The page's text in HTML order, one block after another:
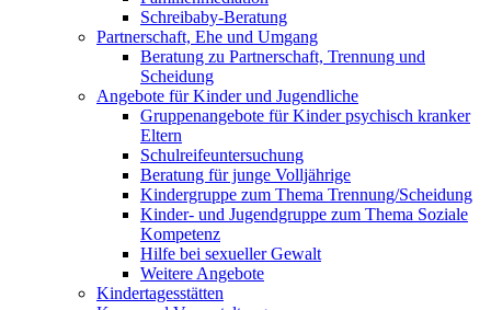
Schreibaby-Beratung
Partnerschaft, Ehe und Umgang
Beratung zu Partnerschaft, Trennung und
Scheidung
Angebote für Kinder und Jugendliche
Gruppenangebote für Kinder psychisch kranker
Eltern
Schulreifeuntersuchung
Beratung für junge Volljährige
Kindergruppe zum Thema Trennung/Scheidung
Kinder- und Jugendgruppe zum Thema Soziale
Kompetenz
Hilfe bei sexueller Gewalt
Weitere Angebote
Kindertagesstätten